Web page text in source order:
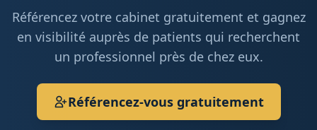
Référencez votre cabinet gratuitement et gagnez
en visibilité auprès de patients qui recherchent
un professionnel près de chez eux.
Référencez-vous gratuitement